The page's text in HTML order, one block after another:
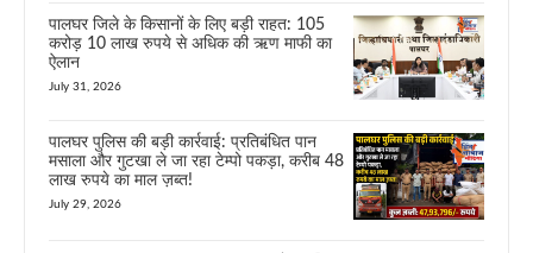
पालघर जिले के किसानों के लिए बड़ी राहत: 105
करोड़ 10 लाख रुपये से अधिक की ऋण माफी का
ऐलान
July 31, 2026
पालघर पुलिस की बड़ी कार्रवाई: प्रतिबंधित पान
मसाला और गुटखा ले जा रहा टेम्पो पकड़ा, करीब 48
लाख रुपये का माल ज़ब्त!
July 29, 2026